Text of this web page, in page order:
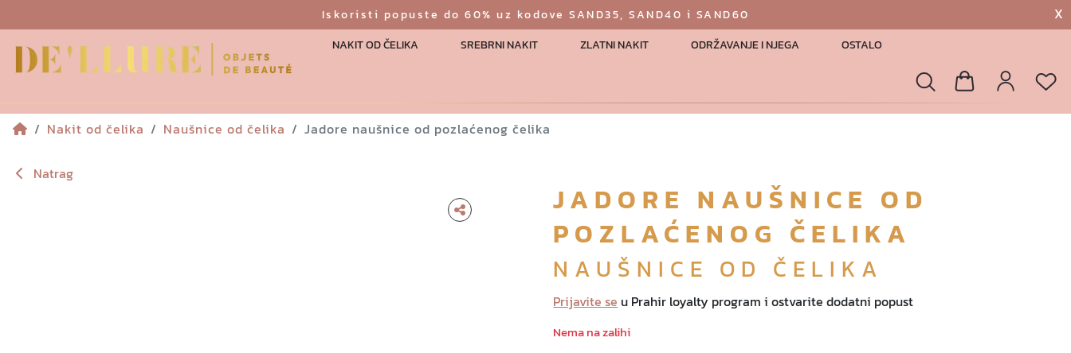
Iskoristi popuste do 60% uz kodove SAND35, SAND40 i SAND60 X
NAKIT OD ČELIKA SREBRNI NAKIT ZLATNI NAKIT ODRŽAVANJE I NJEGA OSTALO
Pretraga
Nakit od čelika
Naušnice od čelika Jadore naušnice od pozlaćenog čelika
Natrag
JADORE NAUŠNICE OD
POZLAĆENOG ČELIKA
NAUŠNICE OD ČELIKA
Prijavite se u Prahir loyalty program i ostvarite dodatni popust
Nema na zalihi